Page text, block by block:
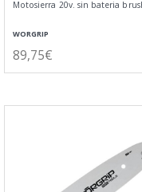
Motosierra 20v. sin bateria
WORGRIP
89,75€